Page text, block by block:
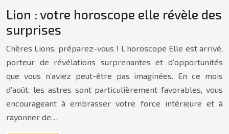
Lion : votre horoscope elle révèle des
surprises
Chères Lions, préparez-vous ! L’horoscope Elle est arrivé,
porteur de révélations surprenantes et d’opportunités
que vous n’aviez peut-être pas imaginées. En ce mois
d’août, les astres sont particulièrement favorables, vous
encourageant à embrasser votre force intérieure et à
rayonner de…